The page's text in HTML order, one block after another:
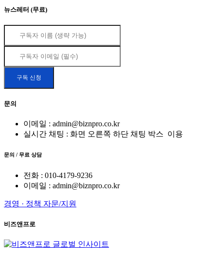
뉴스레터 (무료)
문의
이메일 : admin@biznpro.co.kr
실시간 채팅 : 화면 오른쪽 하단 채팅 박스 이용
문의 / 무료 상담
전화 : 010-4179-9236
이메일 : admin@biznpro.co.kr
경영 · 정책 자문/지원
비즈앤프로